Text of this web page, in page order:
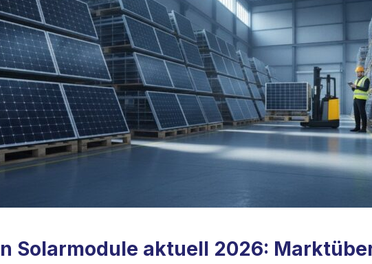
Solarmodule aktuell 2026: